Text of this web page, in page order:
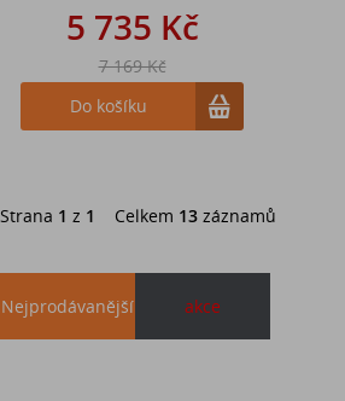
5 735 Kč
7 169 Kč
Do košíku
Strana 1 z 1 Celkem 13 záznamů
Nejprodávanější akce